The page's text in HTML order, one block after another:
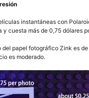
instantáneas con
y cuesta más de 0,75 dólares
del papel fotográfico Zink es
es moderado.